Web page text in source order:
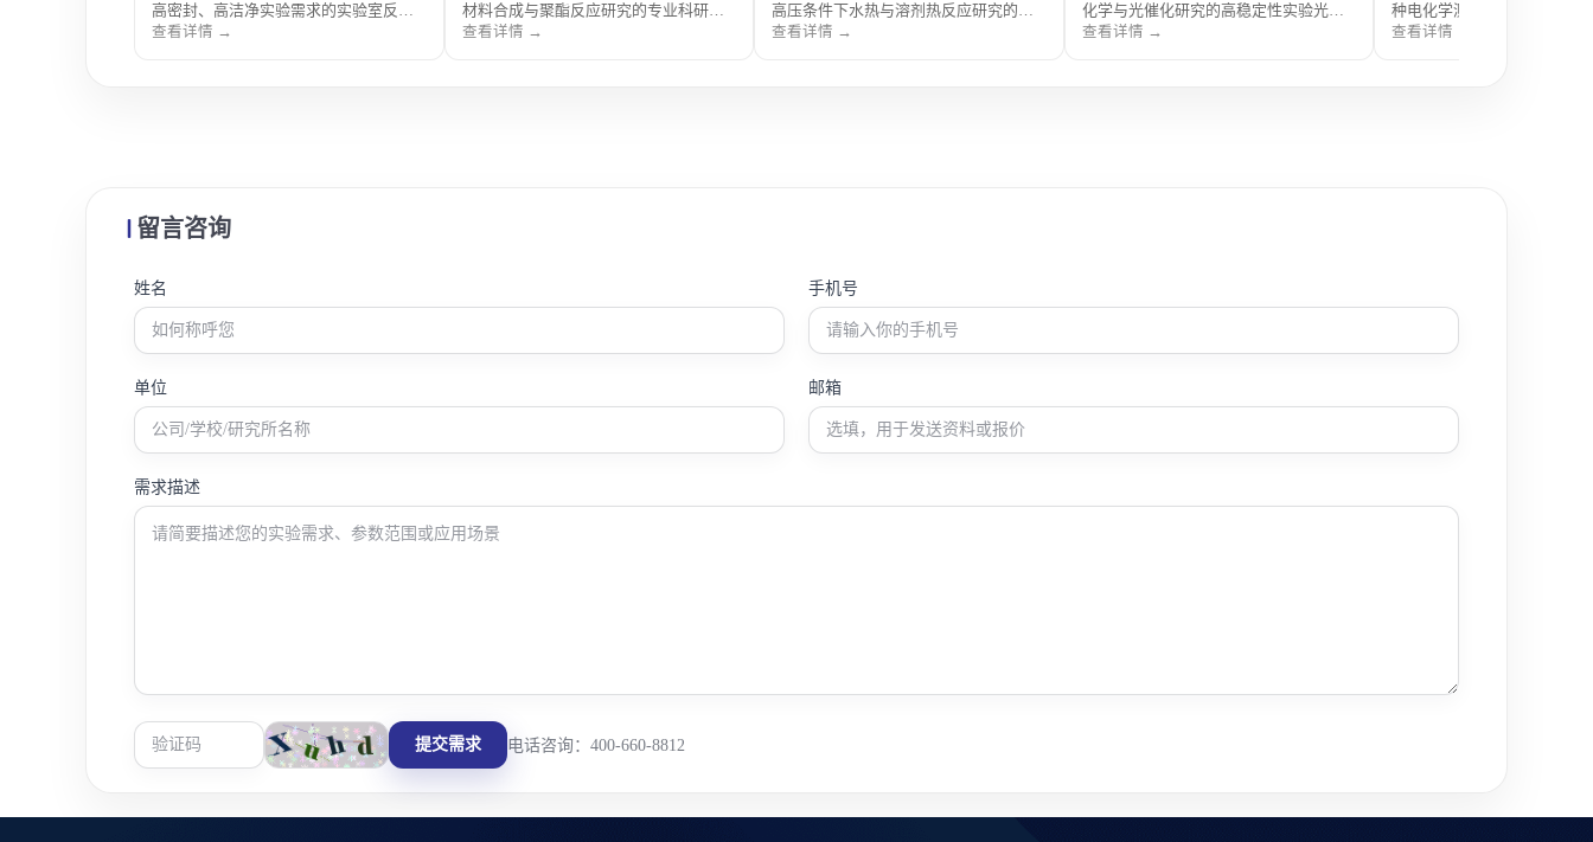
材料合成与聚酯反应研究的专业科研设
备，具备精准温控、稳定搅拌及良好密
查看详情 →
高压条件下水热与溶剂热反应研究的实
验室反应设备，具备良好密封性与耐压
查看详情 →
化学与光催化研究的高稳定性实验光源
系统，具备连续宽光谱输出与良好光强
查看详情 →
种电化学测试方法于一体的科研分析设
备，具备高精度电位与电流控制能力，
查看详情 →
度电化学测试设备，支持双
制与稳定输出，适用于电化
查看详情 →
留言咨询
姓名 手机号
单位 邮箱
需求描述
提交需求 电话咨询：400-660-8812